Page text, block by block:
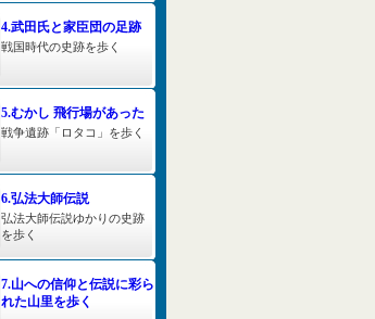
4.武田氏と家臣団の足跡
戦国時代の史跡を歩く
5.むかし 飛行場があった
戦争遺跡「ロタコ」を歩く
6.弘法大師伝説
弘法大師伝説ゆかりの史跡
を歩く
7.山への信仰と伝説に彩ら
れた山里を歩く